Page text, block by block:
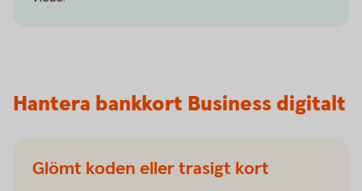
Hantera bankkort Business digitalt
Glömt koden eller trasigt kort